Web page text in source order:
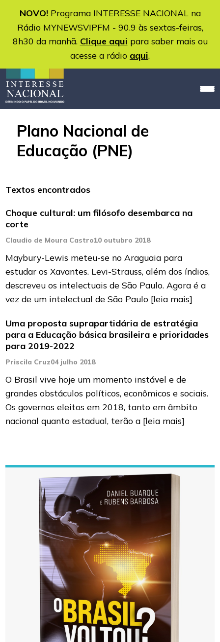
NOVO!Programa INTERESSE NACIONAL na
Rádio MYNEWSVIPFM - 90.9 às sextas-feiras,
8h30 da manhã. Clique aqui para saber mais ou
acesse a rádio aqui.
Plano Nacional de
Educação (PNE)
Textos encontrados
Choque cultural: um filósofo desembarca na
corte
Claudio de Moura Castro10 outubro 2018
Maybury-Lewis meteu-se no Araguaia para
estudar os Xavantes. Levi-Strauss, além dos índios,
descreveu os intelectuais de São Paulo. Agora é a
vez de um intelectual de São Paulo [leia mais]
Uma proposta suprapartidária de estratégia
para a Educação básica brasileira e prioridades
para 2019-2022
Priscila Cruz04 julho 2018
O Brasil vive hoje um momento instável e de
grandes obstáculos políticos, econômicos e sociais.
Os governos eleitos em 2018, tanto em âmbito
nacional quanto estadual, terão a [leia mais]